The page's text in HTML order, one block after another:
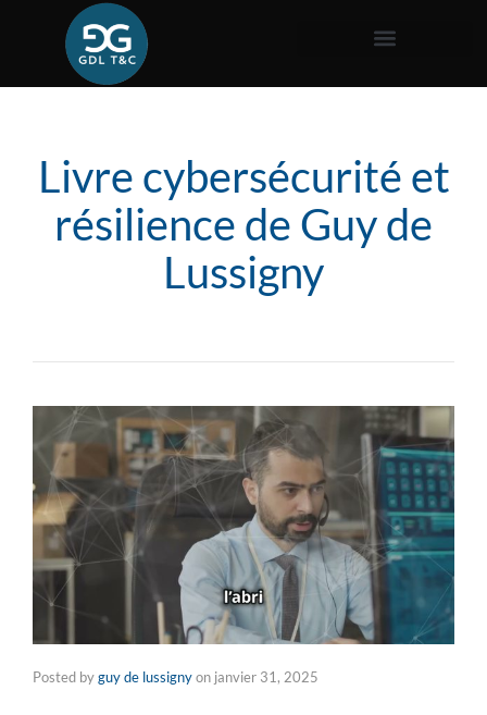
Livre cybersécurité et
résilience de Guy de
Lussigny
Posted byguy de lussignyon janvier 31, 2025